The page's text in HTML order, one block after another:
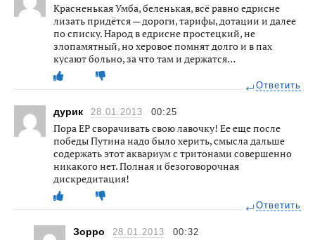
Красненькая Умба, беленькая, всё равно едрисне
лизать придётся — дороги, тарифы, дотации и далее
по списку. Народ в едрисне простецкий, не
злопамятный, но херовое помнят долго и в пах
кусают больно, за что там и держатся…
Ответить
дурик 28.01.2013 00:25
Пора ЕР сворачивать свою лавочку! Ее еще после
победы Путина надо было херить, смысла дальше
содержать этот аквариум с тритонами совершенно
никакого нет. Полная и безоговорочная
дискредитация!
Ответить
Зорро 28.01.2013 00:32